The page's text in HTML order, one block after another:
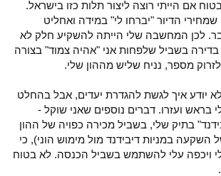
אם הייתי רוצה ליצור תלות כזו בישראל.
הדיור "יברחו לי" במידה ואחליט
לכן המחשבה שלי הייתה להשקיע חלק לא
בשביל שלפחות אני "אהיה צמוד" בצורה
מספר, נניח שליש מההון שלי.
יודע איך לגשת להגדרת יעדים, אבל בהחלט
בראש ועזרו. דברים נוספים שאני שוקל -
בתיק שלי, בשביל מכירה כפויה של ההון
השקעה במניות דיבידנד מול מימוש הוני), כי
ויכפה עלי להשתמש בשביל הכנסה. לא בטוח